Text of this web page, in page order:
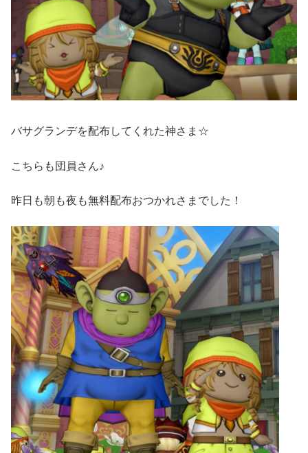
バサグランデを配布してくれた神さま☆
こちらも団員さん♪
昨日も朝も夜も無料配布おつかれさまでした！